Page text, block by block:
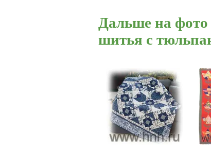
Дальше на фото
шитья с